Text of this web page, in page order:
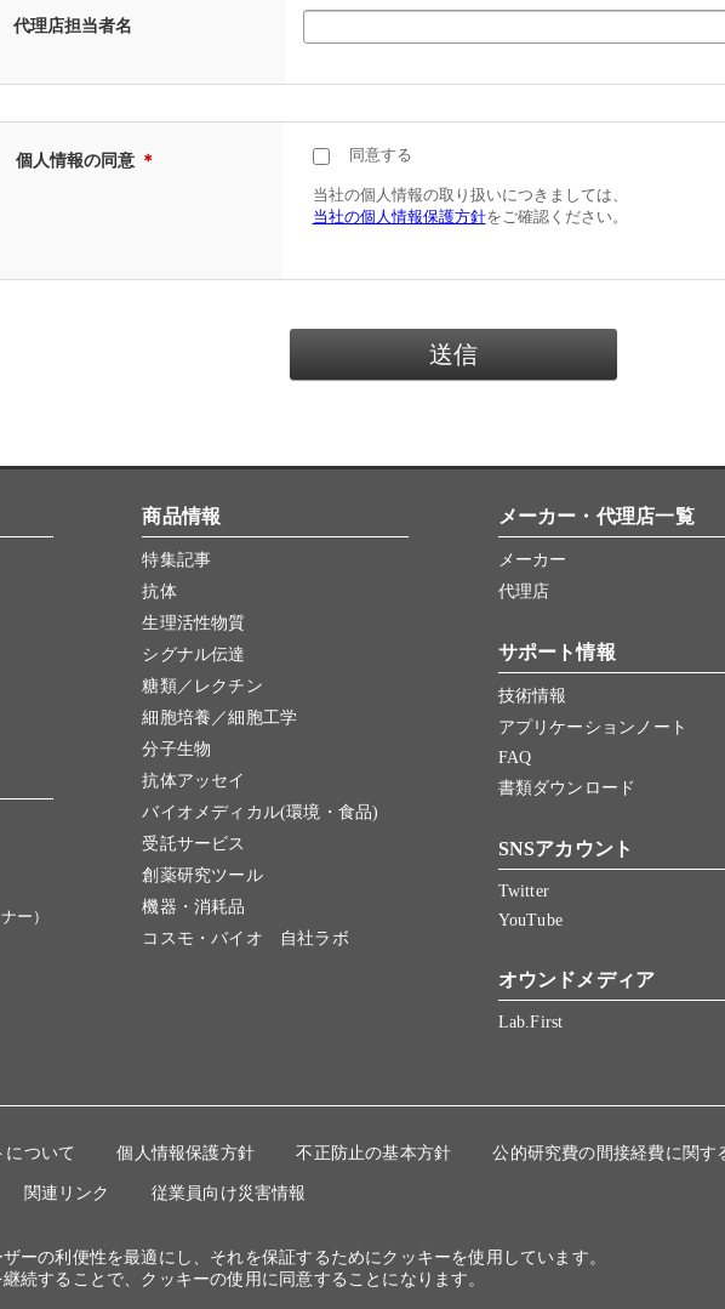
代理店担当者名
個人情報の同意 ＊ 同意する
当社の個人情報の取り扱いにつきましては、
当社の個人情報保護方針をご確認ください。
ー）
商品情報
特集記事
抗体
生理活性物質
シグナル伝達
糖類／レクチン
細胞培養／細胞工学
分子生物
抗体アッセイ
バイオメディカル(環境・食品)
受託サービス
創薬研究ツール
機器・消耗品
コスモ・バイオ 自社ラボ
メーカー・代理店一覧
メーカー
代理店
サポート情報
技術情報
アプリケーションノート
FAQ
書類ダウンロード
SNSアカウント
Twitter
YouTube
オウンドメディア
Lab.First
について 個人情報保護方針 不正防止の基本方針 公的研究費の間接経費に関す
関連リンク 従業員向け災害情報
ーの利便性を最適にし、それを保証するためにクッキーを使用しています。
続することで、クッキーの使用に同意することになります。